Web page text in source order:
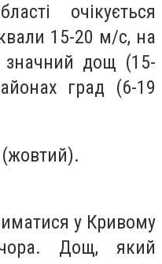
очікується
15-20 м/с, на
значний дощ (15-
град (6-19
(жовтий).
у Кривому
Дощ, який